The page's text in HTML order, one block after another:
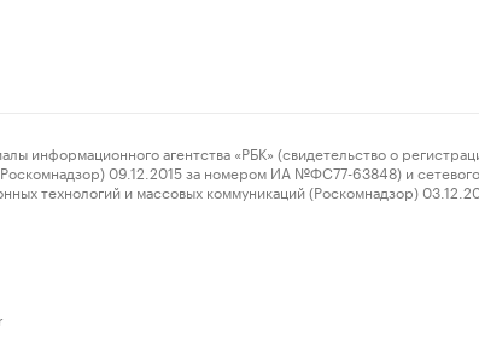
агентства «РБК» (свидетельство о
09.12.2015 за номером ИА №ФС77-63848) и
технологий и массовых коммуникаций (Роскомнадзор)